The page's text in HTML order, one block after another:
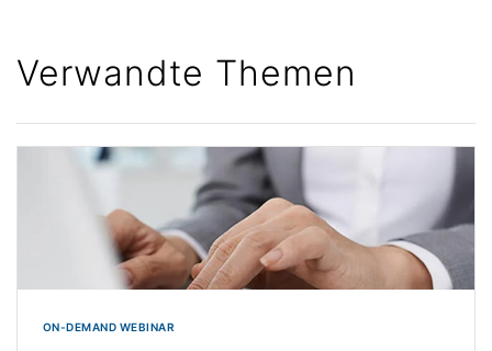
Verwandte Themen
ON-DEMAND WEBINAR